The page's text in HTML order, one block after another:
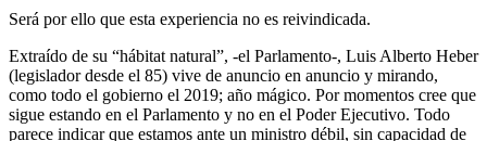
Será por ello que esta experiencia no es reivindicada.
Extraído de su “hábitat natural”, -el Parlamento-, Luis Alberto Heber
(legislador desde el 85) vive de anuncio en anuncio y mirando,
como todo el gobierno el 2019; año mágico. Por momentos cree que
sigue estando en el Parlamento y no en el Poder Ejecutivo. Todo
parece indicar que estamos ante un ministro débil, sin capacidad de